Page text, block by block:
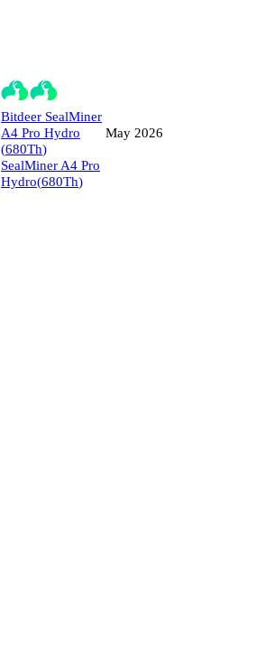
Bitdeer SealMiner
A4 Pro Hydro
(680Th)
SealMiner A4 Pro
Hydro(680Th)
May 2026